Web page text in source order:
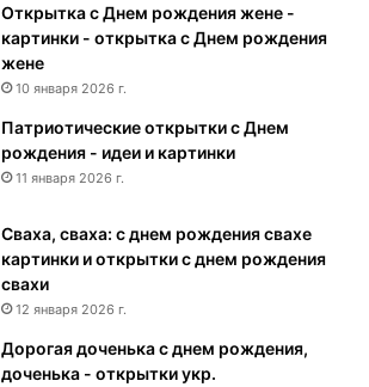
Открытка с Днем рождения жене -
картинки - открытка с Днем рождения
жене
10 января 2026 г.
Патриотические открытки с Днем
рождения - идеи и картинки
11 января 2026 г.
Сваха, сваха: с днем рождения свахе
картинки и открытки с днем рождения
свахи
12 января 2026 г.
Дорогая доченька с днем рождения,
доченька - открытки укр.